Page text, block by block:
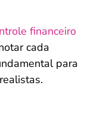
financeiro
cada
para